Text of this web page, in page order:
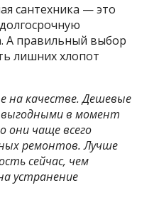
сантехника — это
А правильный выбор
лишних хлопот
на качестве. Дешевые
выгодными в момент
они чаще всего
ремонтов. Лучше
сейчас, чем
устранение